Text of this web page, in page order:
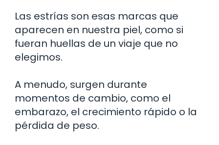
Las estrías son esas marcas que
aparecen en nuestra piel, como si
fueran huellas de un viaje que no
elegimos.
A menudo, surgen durante
momentos de cambio, como el
embarazo, el crecimiento rápido o la
pérdida de peso.